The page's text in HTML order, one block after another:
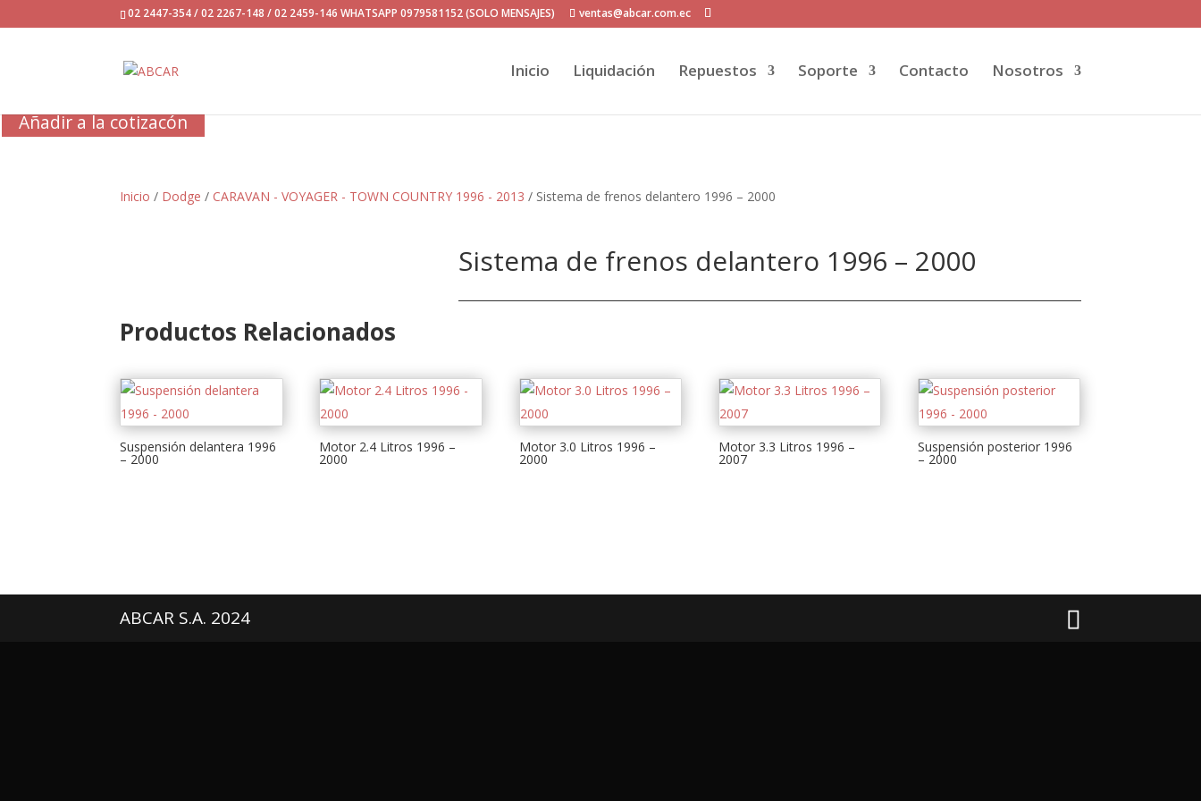
02 2447-354 / 02 2267-148 / 02 2459-146 WHATSAPP 0979581152 (SOLO MENSAJES) ventas@abcar.com.ec
Inicio Liquidación Repuestos Soporte Contacto Nosotros
Añadir a la cotizacón
Inicio / Dodge / CARAVAN - VOYAGER - TOWN COUNTRY 1996 - 2013 / Sistema de frenos delantero 1996 – 2000
Sistema de frenos delantero 1996 – 2000
Productos Relacionados
Suspensión delantera 1996
– 2000
Motor 2.4 Litros 1996 –
2000
Motor 3.0 Litros 1996 –
2000
Motor 3.3 Litros 1996 –
2007
Suspensión posterior 1996
– 2000
ABCAR S.A. 2024